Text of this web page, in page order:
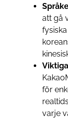
att gå
för
varje